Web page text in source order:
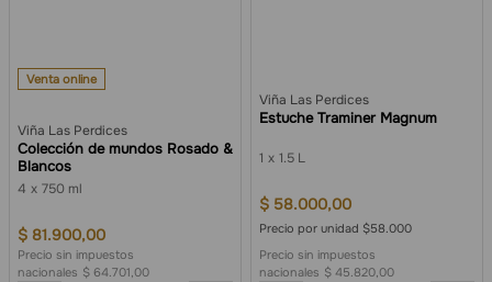
Venta online
Viña Las Perdices
Colección de mundos Rosado &
Blancos
4 750 ml
$ 81.900,00
Precio sin impuestos
nacionales $ 64.701,00
Viña Las Perdices
Estuche Traminer Magnum
1 1.5 L
$ 58.000,00
Precio por unidad $58.000
Precio sin impuestos
nacionales $ 45.820,00